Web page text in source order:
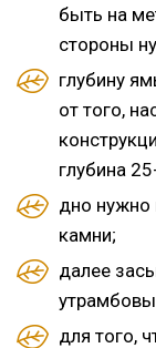
быть на
стороны
глубину
от того,
глубина
дно нужно
камни;
далее
для того,